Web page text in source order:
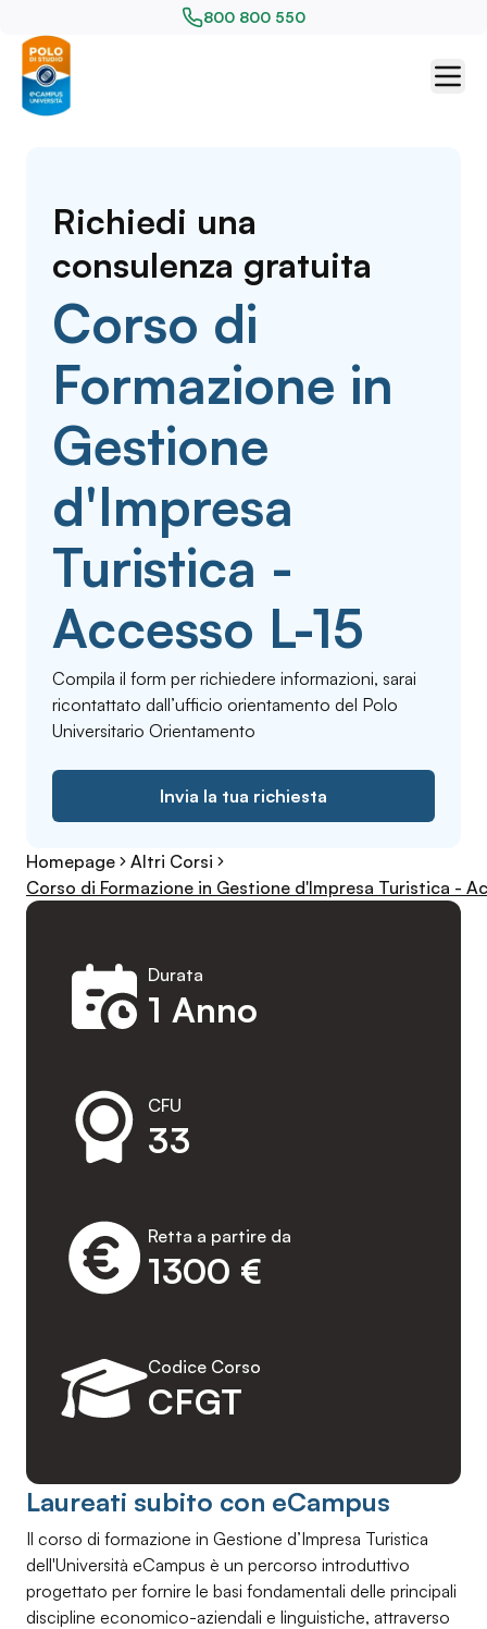
800 800 550
Richiedi una
consulenza gratuita
Corso di
Formazione in
Gestione
d'Impresa
Turistica -
Accesso L-15
Compila il form per richiedere informazioni, sarai
ricontattato dall’ufficio orientamento del Polo
Universitario Orientamento
Invia la tua richiesta
Homepage
Altri Corsi
Corso di Formazione in Gestione d'Impresa Turistica -
1 Anno
Durata
33
CFU
1300 €
Retta a partire da
CFGT
Codice Corso
Laureati subito con eCampus
Il corso di formazione in Gestione d’Impresa Turistica
dell'Università eCampus è un percorso introduttivo
progettato per fornire le basi fondamentali delle principali
discipline economico-aziendali e linguistiche, attraverso